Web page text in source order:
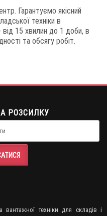
Гарантуємо якісний
техніки в
від 15 хвилин до 1 доби, в
та обсягу робіт.
РОЗСИЛКУ
техніки для складів і